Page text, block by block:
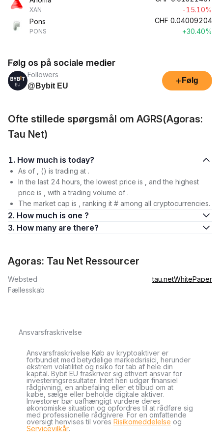
XAN
-15.10%
Pons
PONS
CHF 0.04009204
+30.40%
Følg os på sociale medier
Followers
@Bybit EU
+ Følg
Ofte stillede spørgsmål om AGRS(Agoras:
Tau Net)
1. How much is today?
As of , () is trading at .
In the last 24 hours, the lowest price is , and the highest
price is , with a trading volume of .
The market cap is , ranking it # among all cryptocurrencies.
2. How much is one ?
3. How many are there?
Agoras: Tau Net Ressourcer
Websted tau.netWhitePaper
Fællesskab
Ansvarsfraskrivelse
Ansvarsfraskrivelse Køb av kryptoaktiver er
forbundet med betydelige markedsrisici, herunder
ekstrem volatilitet og risiko for tab af hele din
kapital. Bybit EU fraskriver sig ethvert ansvar for
investeringsresultater. Intet heri udgør finansiel
rådgivning, en anbefaling eller et tilbud om at
købe, sælge eller beholde digitale aktiver.
Investorer bør uafhængigt vurdere deres
økonomiske situation og opfordres til at rådføre sig
med professionelle rådgivere. For en omfattende
oversigt henvises til vores Risikomeddelelse og
Servicevilkår.